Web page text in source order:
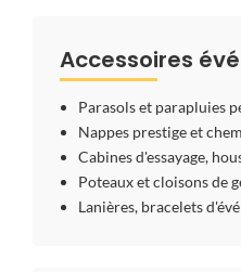
Accessoires
Parasols et parapluies
Nappes prestige et
Cabines d'essayage,
Poteaux et cloisons de
Lanières, bracelets